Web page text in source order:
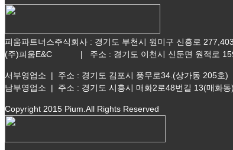
피움파트너스주식회사 : 경기도 부천시 원미구 신흥로
(주)피움E&C | 주소 : 경기도 이천시 신둔면 원적로
서부영업소 | 주소 : 경기도 김포시 풍무로34.(상가동 205호)
남부영업소 | 주소 : 경기도 시흥시 매화2로48번길 13(매화동)
Copyright 2015 Pium.All Rights Reserved